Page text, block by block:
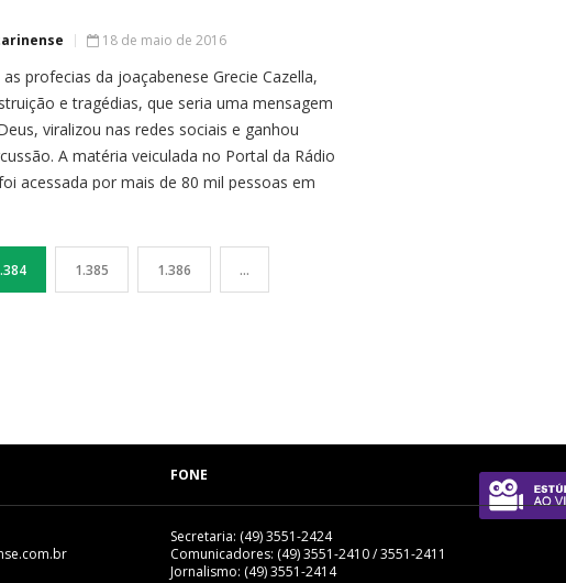
18 de maio de 2016
profecias da joaçabenese Grecie Cazella,
e tragédias, que seria uma mensagem
viralizou nas redes sociais e ganhou
A matéria veiculada no Portal da Rádio
acessada por mais de 80 mil pessoas em
1.385 1.386 …
FONE
Secretaria: (49) 3551-2424
Comunicadores: (49) 3551-2410 / 3551-2411
Jornalismo: (49) 3551-2414